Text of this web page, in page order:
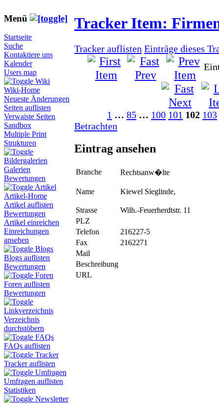
Menü
Startseite
Suche
Kontaktiere uns
Kalender
Users map
Wiki
Wiki-Home
Neueste Änderungen
Seiten auflisten
Verwaiste Seiten
Sandbox
Multiple Print
Strukturen
Bildergalerien
Galerien
Bewertungen
Artikel
Artikel-Home
Artikel auflisten
Bewertungen
Artikel einreichen
Einreichungen
ansehen
Blogs
Blogs auflisten
Bewertungen
Foren
Foren auflisten
Bewertungen
Linkverzeichnis
Verzeichnis
durchstöbern
FAQs
FAQs auflisten
Tracker
Tracker auflisten
Umfragen
Umfragen auflisten
Statistiken
Newsletter
Tracker Item:
Tracker auflisten Einträge dieses
1 … 85 … 100 101 102 103
Betrachten
Eintrag ansehen
Branche Rechtsanw�lte
Name Kiewel Sieglinde,
Strasse
Wilh.-Feuerherdtstr. 11
PLZ
Telefon
216227-5
Fax
2162271
Mail
Beschreibung
URL